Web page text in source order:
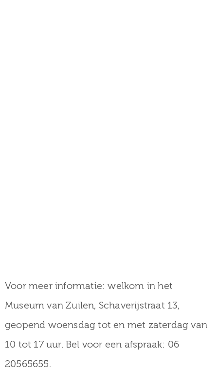
Voor meer informatie: welkom in het
Museum van Zuilen, Schaverijstraat 13,
geopend woensdag tot en met zaterdag van
10 tot 17 uur. Bel voor een afspraak: 06
20565655.